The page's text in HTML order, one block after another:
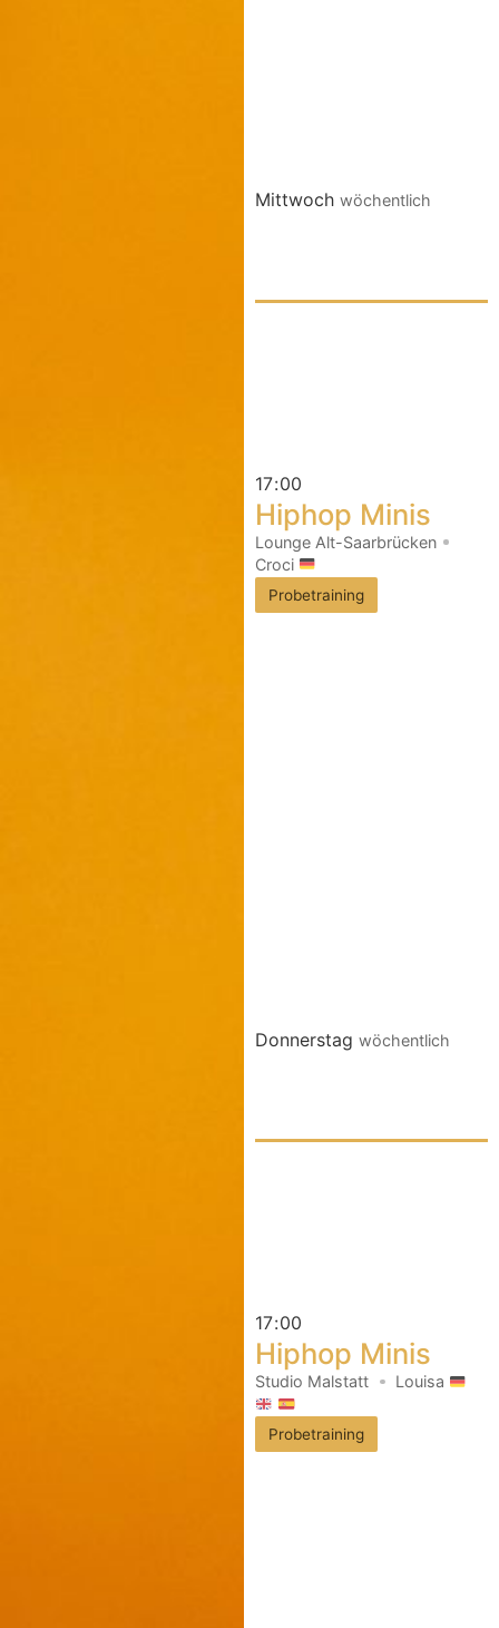
Mittwoch wöchentlich
17:00
Hiphop Minis
Lounge Alt-Saarbrücken
Croci
Probetraining
Donnerstag wöchentlich
17:00
Hiphop Minis
Studio Malstatt Louisa
Probetraining